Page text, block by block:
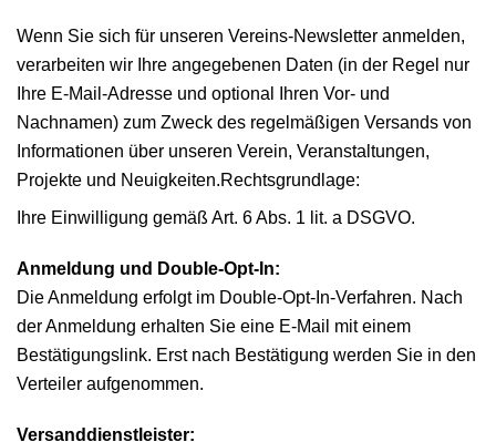
Wenn Sie sich für unseren Vereins-Newsletter anmelden,
verarbeiten wir Ihre angegebenen Daten (in der Regel nur
Ihre E-Mail-Adresse und optional Ihren Vor- und
Nachnamen) zum Zweck des regelmäßigen Versands von
Informationen über unseren Verein, Veranstaltungen,
Projekte und Neuigkeiten.Rechtsgrundlage:
Ihre Einwilligung gemäß Art. 6 Abs. 1 lit. a DSGVO.
Anmeldung und Double-Opt-In:
Die Anmeldung erfolgt im Double-Opt-In-Verfahren. Nach
der Anmeldung erhalten Sie eine E-Mail mit einem
Bestätigungslink. Erst nach Bestätigung werden Sie in den
Verteiler aufgenommen.
Versanddienstleister: